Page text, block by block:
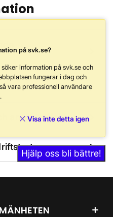
chevron_right
ansökt effekt chevron_right
chevron_right
på svk.se?
information på svk.se och
fungerar i dag och
vara professionell användare
Visa inte detta igen
Hjälp oss bli bättre!